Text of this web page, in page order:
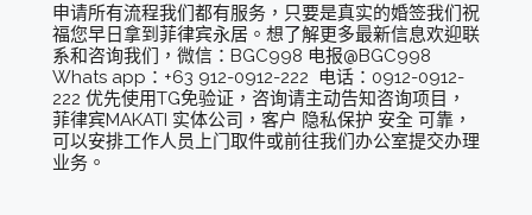
申请所有流程我们都有服务，只要是真实的婚签我们祝
福您早日拿到菲律宾永居。想了解更多最新信息欢迎联
系和咨询我们，微信：BGC998 电报@BGC998
Whats app：+63 912-0912-222 电话：0912-0912-
222 优先使用TG免验证，咨询请主动告知咨询项目，
菲律宾MAKATI 实体公司，客户 隐私保护 安全 可靠，
可以安排工作人员上门取件或前往我们办公室提交办理
业务。